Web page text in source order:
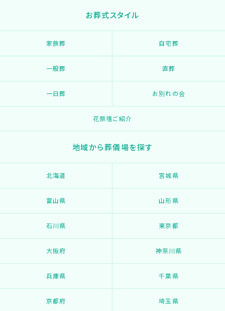
お葬式スタイル
家族葬 自宅葬
一般葬 直葬
一日葬 お別れの会
花祭壇ご紹介
地域から葬儀場を探す
北海道 宮城県
富山県 山形県
石川県 東京都
大阪府 神奈川県
兵庫県 千葉県
京都府 埼玉県